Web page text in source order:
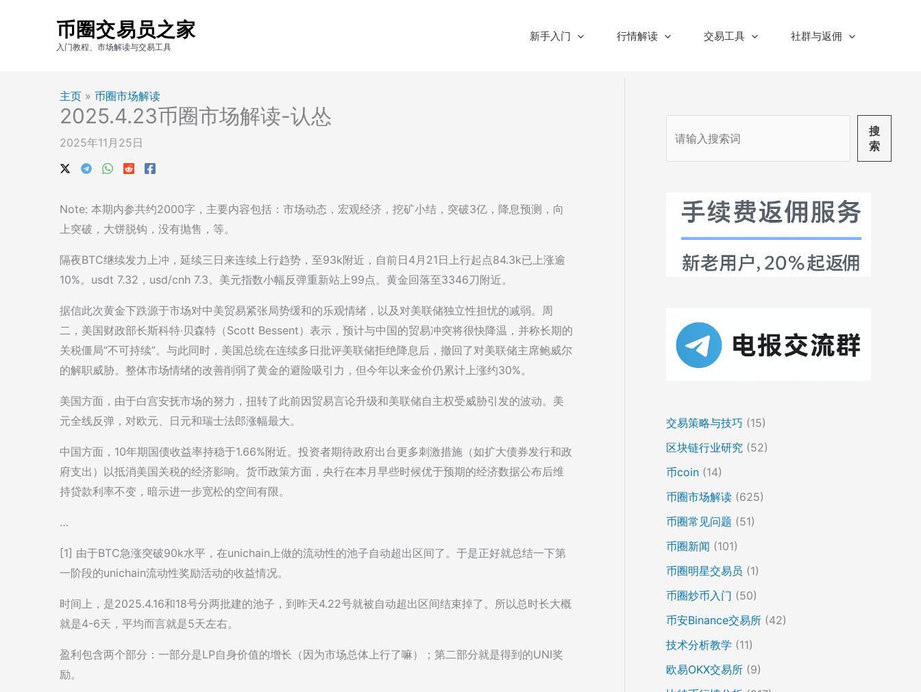
币圈交易员之家
入门教程、市场解读与交易工具
新手入门 行情解读 交易工具 社群与返佣
主页 » 币圈市场解读
2025.4.23币圈市场解读-认怂
2025年11月25日
Note: 本期内参共约2000字，主要内容包括：市场动态，宏观经济，挖矿小结，突破3亿，降息预测，向
上突破，大饼脱钩，没有抛售，等。
隔夜BTC继续发力上冲，延续三日来连续上行趋势，至93k附近，自前日4月21日上行起点84.3k已上涨逾
10%。usdt 7.32，usd/cnh 7.3。美元指数小幅反弹重新站上99点。黄金回落至3346刀附近。
据信此次黄金下跌源于市场对中美贸易紧张局势缓和的乐观情绪，以及对美联储独立性担忧的减弱。周
二，美国财政部长斯科特·贝森特（Scott Bessent）表示，预计与中国的贸易冲突将很快降温，并称长期的
关税僵局“不可持续”。与此同时，美国总统在连续多日批评美联储拒绝降息后，撤回了对美联储主席鲍威尔
的解职威胁。整体市场情绪的改善削弱了黄金的避险吸引力，但今年以来金价仍累计上涨约30%。
美国方面，由于白宫安抚市场的努力，扭转了此前因贸易言论升级和美联储自主权受威胁引发的波动。美
元全线反弹，对欧元、日元和瑞士法郎涨幅最大。
中国方面，10年期国债收益率持稳于1.66%附近。投资者期待政府出台更多刺激措施（如扩大债券发行和政
府支出）以抵消美国关税的经济影响。货币政策方面，央行在本月早些时候优于预期的经济数据公布后维
持贷款利率不变，暗示进一步宽松的空间有限。
…
[1] 由于BTC急涨突破90k水平，在unichain上做的流动性的池子自动超出区间了。于是正好就总结一下第
一阶段的unichain流动性奖励活动的收益情况。
时间上，是2025.4.16和18号分两批建的池子，到昨天4.22号就被自动超出区间结束掉了。所以总时长大概
就是4-6天，平均而言就是5天左右。
盈利包含两个部分：一部分是LP自身价值的增长（因为市场总体上行了嘛）；第二部分就是得到的UNI奖
励。
搜
索
交易策略与技巧 (15)
区块链行业研究 (52)
币coin (14)
币圈市场解读 (625)
币圈常见问题 (51)
币圈新闻 (101)
币圈明星交易员 (1)
币圈炒币入门 (50)
币安Binance交易所 (42)
技术分析教学 (11)
欧易OKX交易所 (9)